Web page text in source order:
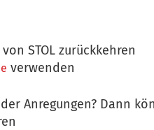
von STOL zurückkehren
verwenden
Anregungen? Dann